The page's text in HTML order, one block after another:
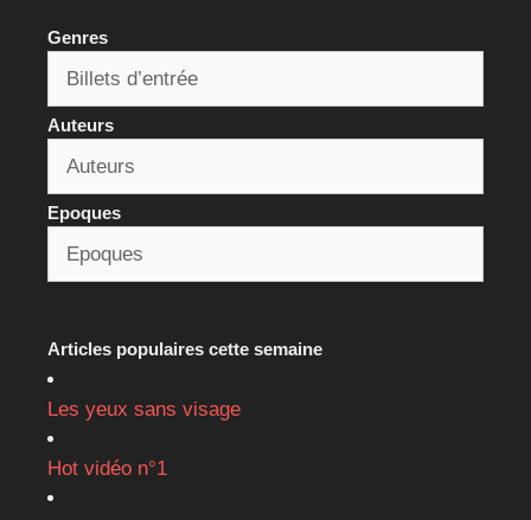
Genres
Auteurs
Epoques
Articles populaires cette semaine
Les yeux sans visage
Hot vidéo n°1